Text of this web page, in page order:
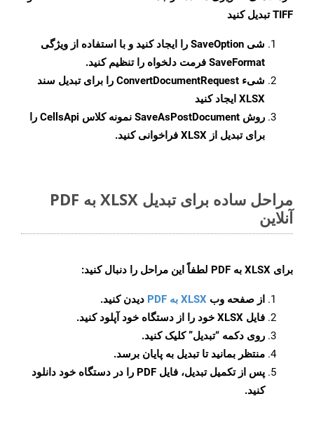
TIFF تبدیل کنید
شی SaveOption را ایجاد کنید و با استفاده از ویژگی
SaveFormat فرمت دلخواه را تنظیم کنید.
شیء ConvertDocumentRequest را برای تبدیل سند
XLSX ایجاد کنید
روش SaveAsPostDocument
نمونه کلاس CellsApi را
برای تبدیل از XLSX فراخوانی کنید.
مراحل ساده برای تبدیل XLSX به PDF
آنلاین
برای XLSX به PDF لطفاً این مراحل را دنبال کنید:
از صفحه وب XLSX به PDF
دیدن کنید.
فایل XLSX خود را از دستگاه خود آپلود کنید.
روی دکمه “تبدیل”کلیک کنید.
منتظر بمانید تا تبدیل به پایان برسد.
پس از تکمیل تبدیل، فایل PDF را در دستگاه خود دانلود
کنید.